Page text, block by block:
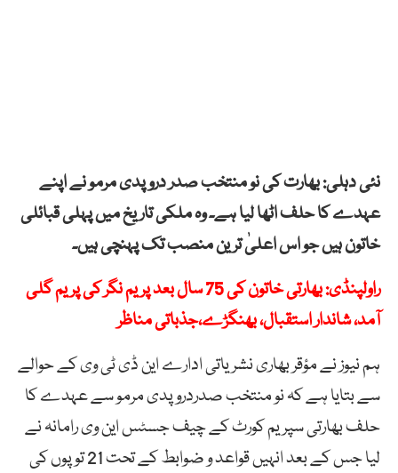
نئی دہلی: بھارت کی نو منتخب صدر دروپدی مرمو نے اپنے
عہدے کا حلف اٹھا لیا ہے۔ وہ ملکی تاریخ میں پہلی قبائلی
خاتون ہیں جو اس اعلیٰ ترین منصب تک پہنچی ہیں۔
راولپنڈی: بھارتی خاتون کی 75 سال بعد پریم نگر کی پریم گلی
آمد، شاندار استقبال، بھنگڑے،جذباتی مناظر
ہم نیوز نے مؤقر بھاری نشریاتی ادارے این ڈی ٹی وی کے حوالے
سے بتایا ہے کہ نو منتخب صدردروپدی مرمو سے عہدے کا
حلف بھارتی سپریم کورٹ کے چیف جسٹس این وی رامانہ نے
لیا جس کے بعد انہیں قواعد و ضوابط کے تحت 21 توپوں کی